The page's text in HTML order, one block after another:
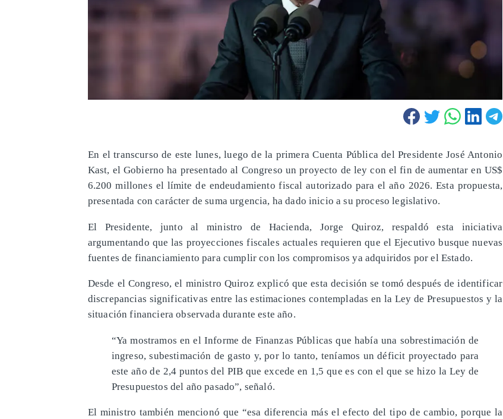
En el transcurso de este lunes, luego de la primera Cuenta Pública del Presidente José Antonio
Kast, el Gobierno ha presentado al Congreso un proyecto de ley con el fin de aumentar en US$
6.200 millones el límite de endeudamiento fiscal autorizado para el año 2026. Esta propuesta,
presentada con carácter de suma urgencia, ha dado inicio a su proceso legislativo.
El Presidente, junto al ministro de Hacienda, Jorge Quiroz, respaldó esta iniciativa
argumentando que las proyecciones fiscales actuales requieren que el Ejecutivo busque nuevas
fuentes de financiamiento para cumplir con los compromisos ya adquiridos por el Estado.
Desde el Congreso, el ministro Quiroz explicó que esta decisión se tomó después de identificar
discrepancias significativas entre las estimaciones contempladas en la Ley de Presupuestos y la
situación financiera observada durante este año.
“Ya mostramos en el Informe de Finanzas Públicas que había una sobrestimación de
ingreso, subestimación de gasto y, por lo tanto, teníamos un déficit proyectado para
este año de 2,4 puntos del PIB que excede en 1,5 que es con el que se hizo la Ley de
Presupuestos del año pasado”, señaló.
El ministro también mencionó que “esa diferencia más el efecto del tipo de cambio, porque la